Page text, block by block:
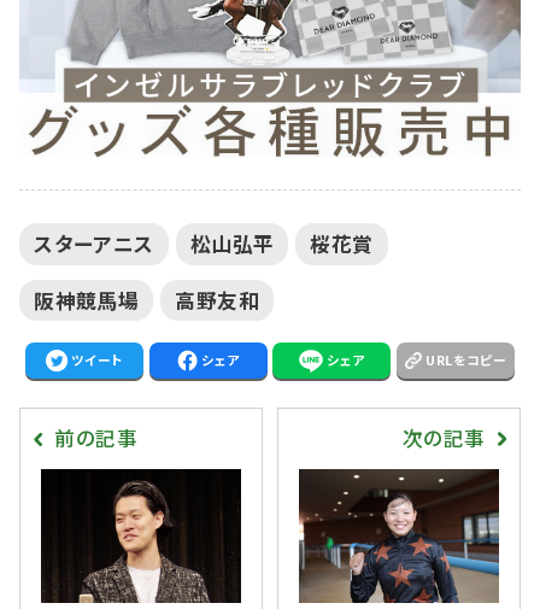
スターアニス 松山弘平
桜花賞
阪神競馬場
高野友和
ツイート シェア シェア URLをコピー
前の記事 次の記事